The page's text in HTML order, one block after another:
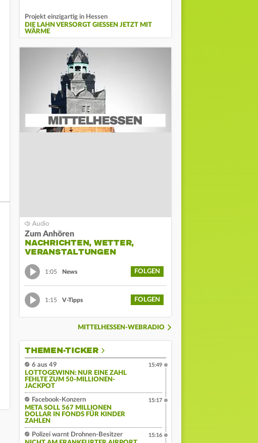
Projekt einzigartig in Hessen
DIE LAHN VERSORGT GIESSEN JETZT MIT W
ÄRME
Zum Anhören
NACHRICHTEN, WETTER,
VERANSTALTUNGEN
1:05 News FOLGEN
1:15 V-Tipps FOLGEN
MITTELHESSEN-WEBRADIO
THEMEN-TICKER
6 aus 49
LOTTOGEWINN: NUR EINE ZAHL
FEHLTE ZUM 50-MILLIONEN-
JACKPOT
15:49
Facebook-Konzern
META SOLL 567 MILLIONEN
DOLLAR IN FONDS FÜR KINDER
ZAHLEN
15:17
Polizei warnt Drohnen-Besitzer
15:16